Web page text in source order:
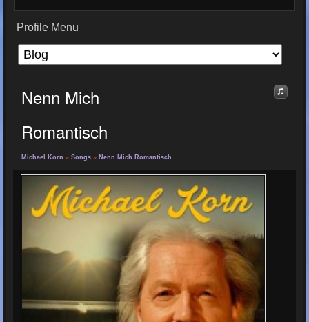
Profile Menu
Nenn Mich
Romantisch
Michael Korn » Songs » Nenn Mich Romantisch